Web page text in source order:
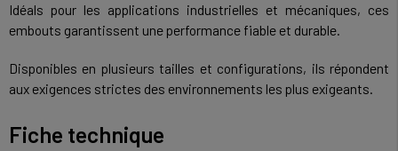
Idéals pour les applications industrielles et mécaniques, ces
embouts garantissent une performance fiable et durable.
Disponibles en plusieurs tailles et configurations, ils répondent
aux exigences strictes des environnements les plus exigeants.
Fiche technique